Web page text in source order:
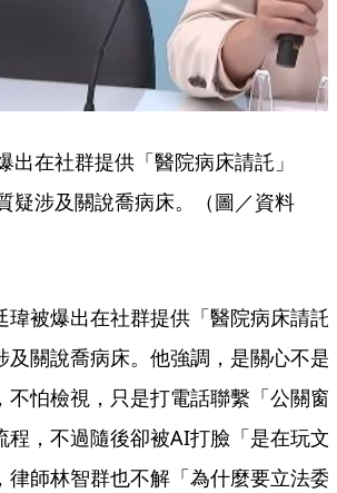
出在社群提供「醫院病床請託」
疑涉及關說喬病床。（圖／資料
瑋被爆出在社群提供「醫院病床請託
及關說喬病床。他強調，是關心不是
不怕檢視，只是打電話聯繫「公關窗
程，不過隨後卻被AI打臉「是在玩文
律師林智群也不解「為什麼要立法委